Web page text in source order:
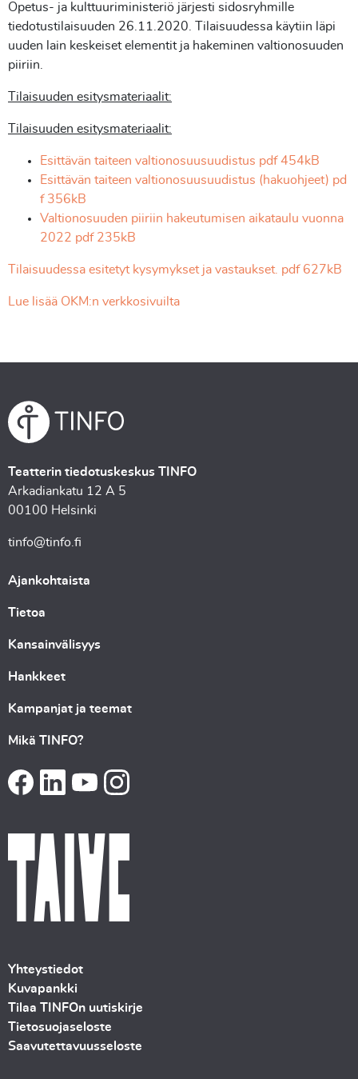
Opetus- ja kulttuuriministeriö järjesti sidosryhmille
tiedotustilaisuuden 26.11.2020. Tilaisuudessa käytiin läpi
uuden lain keskeiset elementit ja hakeminen valtionosuuden
piiriin.
Tilaisuuden esitysmateriaalit:
Tilaisuuden esitysmateriaalit:
Esittävän taiteen valtionosuusuudistus pdf 454kB
Esittävän taiteen valtionosuusuudistus (hakuohjeet) pd
f 356kB
Valtionosuuden piiriin hakeutumisen aikataulu vuonna
2022 pdf 235kB
Tilaisuudessa esitetyt kysymykset ja vastaukset. pdf 627kB
Lue lisää OKM:n verkkosivuilta
Teatterin tiedotuskeskus TINFO
Arkadiankatu 12 A 5
00100 Helsinki
tinfo@tinfo.fi
Ajankohtaista
Tietoa
Kansainvälisyys
Hankkeet
Kampanjat ja teemat
Mikä TINFO?
Yhteystiedot
Kuvapankki
Tilaa TINFOn uutiskirje
Tietosuojaseloste
Saavutettavuusseloste